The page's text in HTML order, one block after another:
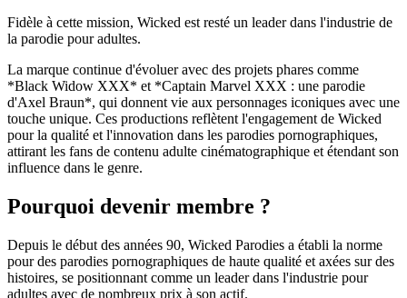
Fidèle à cette mission, Wicked est resté un leader dans l'industrie de
la parodie pour adultes.
La marque continue d'évoluer avec des projets phares comme
*Black Widow XXX* et *Captain Marvel XXX : une parodie
d'Axel Braun*, qui donnent vie aux personnages iconiques avec une
touche unique. Ces productions reflètent l'engagement de Wicked
pour la qualité et l'innovation dans les parodies pornographiques,
attirant les fans de contenu adulte cinématographique et étendant son
influence dans le genre.
Pourquoi devenir membre ?
Depuis le début des années 90, Wicked Parodies a établi la norme
pour des parodies pornographiques de haute qualité et axées sur des
histoires, se positionnant comme un leader dans l'industrie pour
adultes avec de nombreux prix à son actif.